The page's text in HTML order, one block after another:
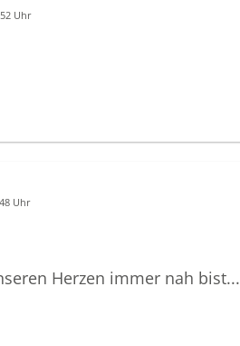
Uhr
Uhr
Herzen immer nah bist...